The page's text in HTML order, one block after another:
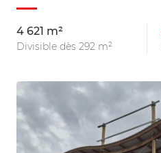
4 621 m²
Divisible dès 292 m²